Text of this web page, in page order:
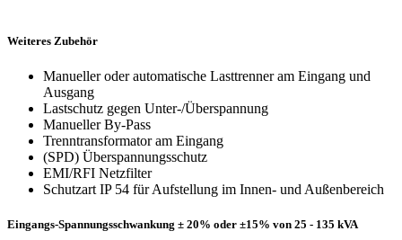
Weiteres Zubehör
Manueller oder automatische Lasttrenner am Eingang und
Ausgang
Lastschutz gegen Unter-/Überspannung
Manueller By-Pass
Trenntransformator am Eingang
(SPD) Überspannungsschutz
EMI/RFI Netzfilter
Schutzart IP 54 für Aufstellung im Innen- und Außenbereich
Eingangs-Spannungsschwankung ± 20% oder ±15% von 25 - 135 kVA